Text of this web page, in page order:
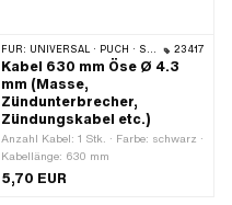
FÜR: UNIVERSAL · PUCH · SACHS · PIAGGIO · ZÜNDAPP BELMONDO · SOLEX · KREIDLER 23417
Kabel 630 mm Öse Ø 4.3
mm (Masse,
Zündunterbrecher,
Zündungskabel etc.)
Anzahl Kabel: 1 Stk. · Farbe: schwarz ·
Kabellänge: 630 mm
5,70 EUR